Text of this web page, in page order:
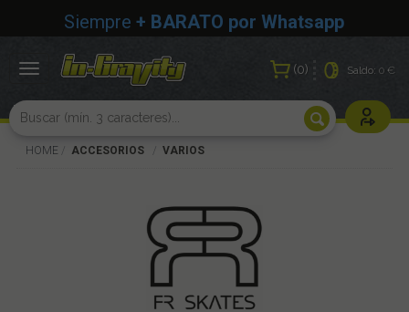
Siempre + BARATO por Whatsapp
0 Saldo:0 €
Usuarios
Toggle
HOME ACCESORIOS VARIOS